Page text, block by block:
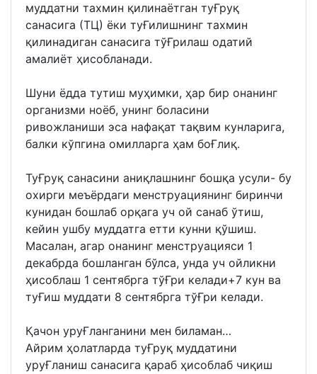
муддатни тахмин қилинаётган туҒруқ
санасига (ТЦ) ёки туҒилишнинг тахмин
қилинадиган санасига тўҒрилаш одатий
амалиёт ҳисобланади.
Шуни ёдда тутиш муҳимки, ҳар бир онанинг
организми ноёб, унинг боласини
ривожланиши эса нафақат тақвим кунларига,
балки кўпгина омилларга ҳам боҒлиқ.
ТуҒруқ санасини аниқлашнинг бошқа усули- бу
охирги меъёрдаги менструациянинг биринчи
кунидан бошлаб орқага уч ой санаб ўтиш,
кейин ушбу муддатга етти кунни қўшиш.
Масалан, агар онанинг менструацияси 1
декабрда бошланган бўлса, унда уч ойликни
ҳисоблаш 1 сентябрга тўҒри келади+7 кун ва
туҒиш муддати 8 сентябрга тўҒри келади.
Қачон уруҒланганини мен биламан…
Aйрим ҳолатларда туҒруқ муддатини
уруҒланиш санасига қараб ҳисоблаб чиқиш